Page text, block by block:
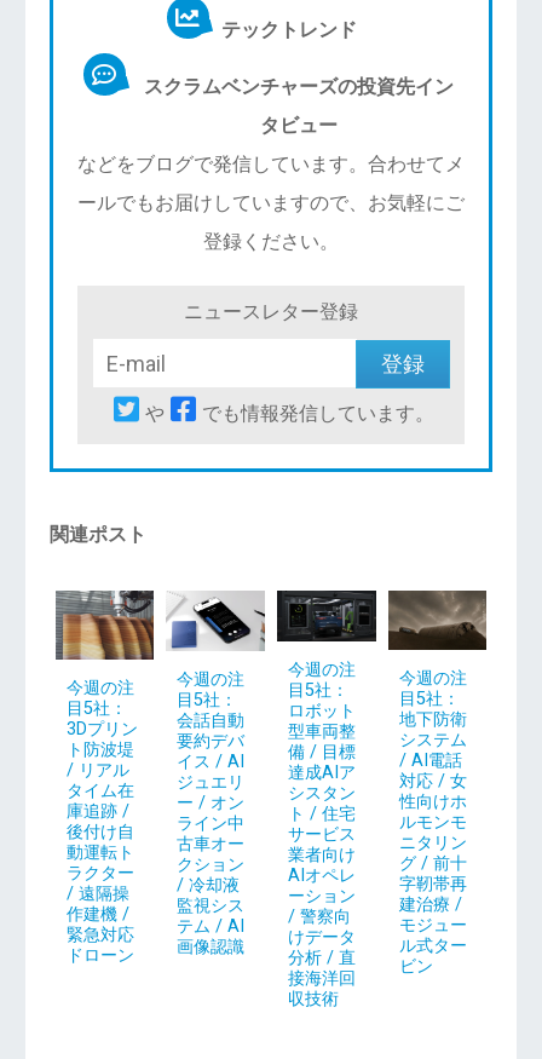
テックトレンド
スクラムベンチャーズの投資先イン
タビュー
などをブログで発信しています。合わせてメ
ールでもお届けしていますので、お気軽にご
登録ください。
ニュースレター登録
や でも情報発信しています。
関連ポスト
今週の注
目5社：
3Dプリン
ト防波堤
/ リアル
タイム在
庫追跡 /
後付け自
動運転ト
ラクター
/ 遠隔操
作建機 /
緊急対応
ドローン
今週の注
目5社：
会話自動
要約デバ
イス / AI
ジュエリ
ー / オン
ライン中
古車オー
クション
/ 冷却液
監視シス
テム / AI
画像認識
今週の注
目5社：
ロボット
型車両整
備 / 目標
達成AIア
シスタン
ト / 住宅
サービス
業者向け
AIオペレ
ーション
/ 警察向
けデータ
分析 / 直
接海洋回
収技術
今週の注
目5社：
地下防衛
システム
/ AI電話
対応 / 女
性向けホ
ルモンモ
ニタリン
グ / 前十
字靭帯再
建治療 /
モジュー
ル式ター
ビン